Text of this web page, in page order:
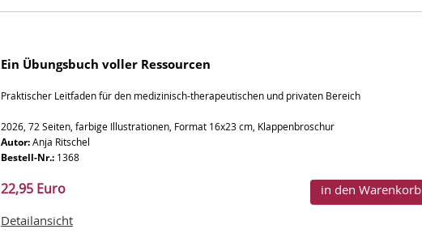
Ein Übungsbuch voller Ressourcen
Praktischer Leitfaden für den medizinisch-therapeutischen und privaten Bereich
2026, 72 Seiten, farbige Illustrationen, Format 16x23 cm, Klappenbroschur
Autor: Anja Ritschel
Bestell-Nr.: 1368
22,95 Euro
in den Warenkorb
Detailansicht